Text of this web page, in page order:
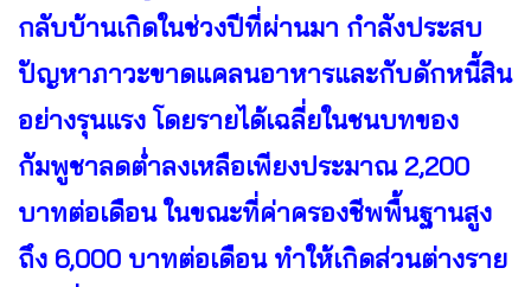
กลับบ้านเกิดในช่วงปีที่ผ่านมา กำลังประสบ
ปัญหาภาวะขาดแคลนอาหารและกับดักหนี้สิน
อย่างรุนแรง โดยรายได้เฉลี่ยในชนบทของ
กัมพูชาลดต่ำลงเหลือเพียงประมาณ 2,200
บาทต่อเดือน ในขณะที่ค่าครองชีพพื้นฐานสูง
ถึง 6,000 บาทต่อเดือน ทำให้เกิดส่วนต่างราย